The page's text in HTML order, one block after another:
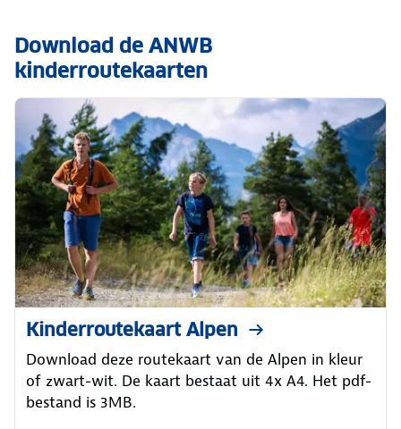
Download de ANWB
kinderroutekaarten
Kinderroutekaart Alpen
Download deze routekaart van de Alpen in kleur
of zwart-wit. De kaart bestaat uit 4x A4. Het pdf-
bestand is 3MB.